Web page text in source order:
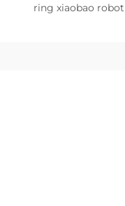
ring xiaobao robot